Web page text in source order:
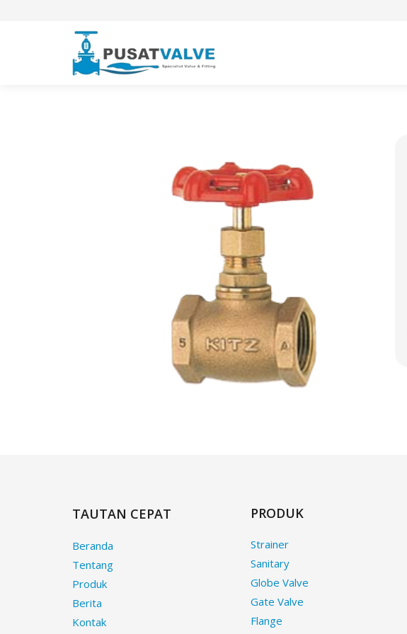
TAUTAN CEPAT
Beranda
Tentang
Produk
Berita
Kontak
PRODUK
Strainer
Sanitary
Globe Valve
Gate Valve
Flange